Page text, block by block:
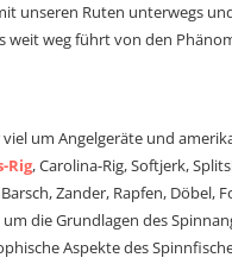
unseren Ruten unterwegs
weit weg führt von den
um Angelgeräte und
Rig, Carolina-Rig, Softjerk,
Zander, Rapfen, Döbel,
um die Grundlagen des
Aspekte des